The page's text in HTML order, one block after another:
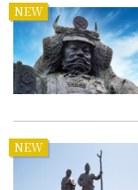
NEW
NEW